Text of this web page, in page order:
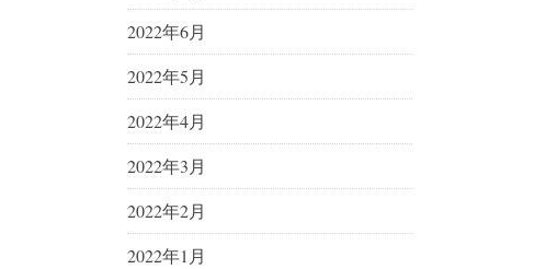
2022年6月
2022年5月
2022年4月
2022年3月
2022年2月
2022年1月